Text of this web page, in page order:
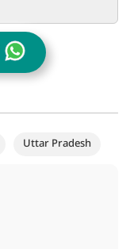
Uttar Pradesh